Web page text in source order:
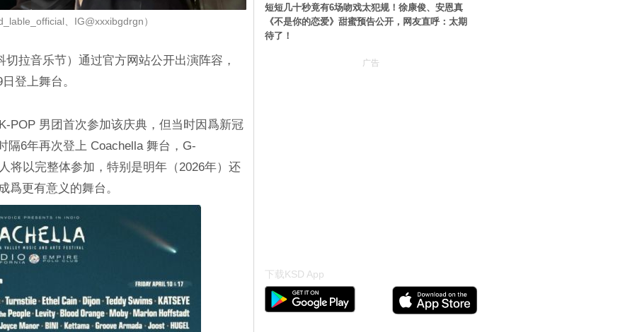
、IG@xxxibgdrgn）
拉音乐节）通过官方网站公开出演阵容，
登上舞台。
POP 男团首次参加该庆典，但当时因爲新冠
隔6年再次登上 Coachella 舞台，G-
将以完整体参加，特别是明年（2026年）还
爲更有意义的舞台。
短短几十秒竟有6场吻戏太犯规！徐康俊、安恩真
《不是你的恋爱》甜蜜预告公开，网友直呼：太期
待了！
广告
下载KSD App